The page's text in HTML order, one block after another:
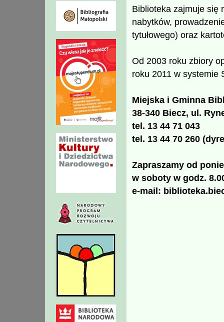
Biblioteka zajmuje się
nabytków,
tytułowego) oraz
Od 2003 roku zbiory
roku 2011 w systemie
Miejska i Gminna
38-340 Biecz, ul.
tel. 13 44 71 043
tel. 13 44 70 260
Zapraszamy od
w soboty w godz.
e-mail: